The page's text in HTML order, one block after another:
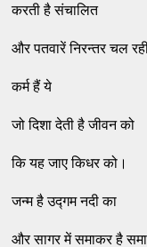
करती है संचालित
और पतवारें निरन्तर चल
कर्म हैं ये
जो दिशा देती है जीवन को
कि यह जाए किधर को।
जन्म है उद्गम नदी का
और सागर में समाकर है